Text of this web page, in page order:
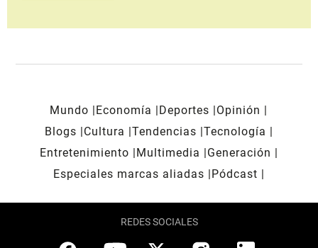
Mundo Economía Deportes
Opinión
Blogs
Cultura Tendencias Tecnología
Entretenimiento
Multimedia
Generación
Especiales marcas aliadas
Pódcast
REDES SOCIALES